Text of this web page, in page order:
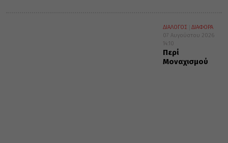
ΔΙΑΛΟΓΟΣ
ΔΙΑΦΟΡΑ
07 Αυγούστου 2026
14:10
Περί
Μοναχισμού